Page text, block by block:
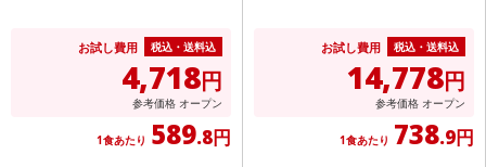
お試し費用 税込・送料込
4,718円
参考価格 オープン
1食あたり 589.8円
お試し費用 税込・送料込
14,778円
参考価格 オープン
1食あたり 738.9円